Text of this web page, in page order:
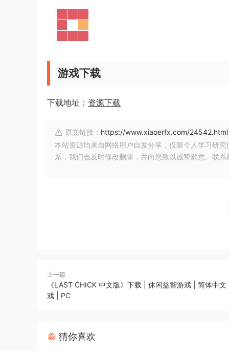
游戏下载
下载地址： 资源下载
原文链接： https://www.xiaoerfx.com/24542.html
本站资源均来自网络用户自发分享，仅限个人学习研
系，我们会及时修改删除，并向您致以诚挚歉意。联
上一篇
《LAST CHICK 中文版》下载 | 休闲益智游戏 | 简体中
戏 | PC
猜你喜欢